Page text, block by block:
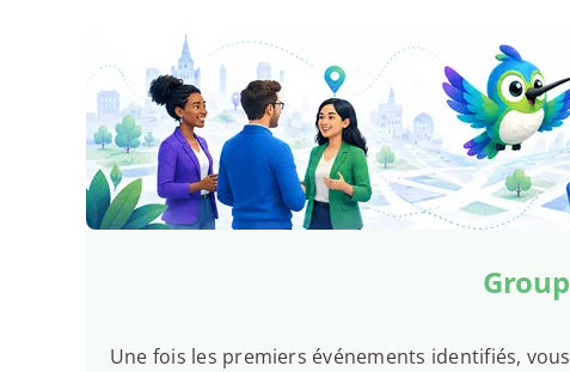
Une fois les premiers événements identifiés,